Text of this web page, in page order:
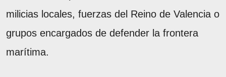
milicias locales, fuerzas del Reino de Valencia o
grupos encargados de defender la frontera
marítima.